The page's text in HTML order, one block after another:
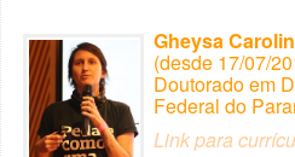
Gheysa
(desde 17/07/
Doutorado em
Federal do
Link para